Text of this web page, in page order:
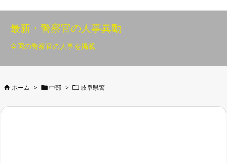
最新・警察官の人事異動
全国の警察官の人事を掲載
 ホーム >  中部 >  岐阜県警